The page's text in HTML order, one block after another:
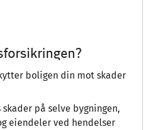
boligen din mot skader
på selve bygningen,
eiendeler ved hendelser